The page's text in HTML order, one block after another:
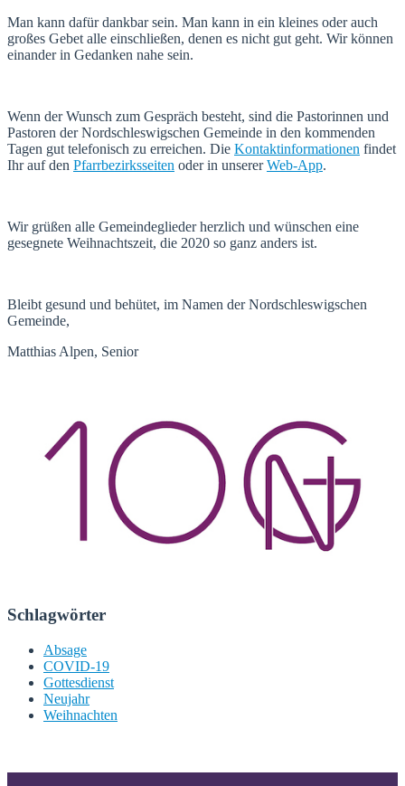
Man kann dafür dankbar sein. Man kann in ein kleines oder auch
großes Gebet alle einschließen, denen es nicht gut geht. Wir können
einander in Gedanken nahe sein.
Wenn der Wunsch zum Gespräch besteht, sind die Pastorinnen und
Pastoren der Nordschleswigschen Gemeinde in den kommenden
Tagen gut telefonisch zu erreichen. Die Kontaktinformationen findet
Ihr auf den Pfarrbezirksseiten oder in unsererWeb-App.
Wir grüßen alle Gemeindeglieder herzlich und wünschen eine
gesegnete Weihnachtszeit, die 2020 so ganz anders ist.
Bleibt gesund und behütet, im Namen der Nordschleswigschen
Gemeinde,
Matthias Alpen, Senior
Schlagwörter
Absage
COVID-19
Gottesdienst
Neujahr
Weihnachten